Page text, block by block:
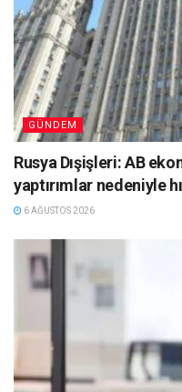
GÜNDEM
Rusya Dışişleri: AB
yaptırımlar nedeniyle
6 AĞUSTOS 2026